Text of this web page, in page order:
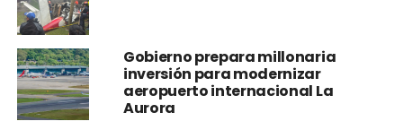
Gobierno prepara millonaria
inversión para modernizar
aeropuerto internacional La
Aurora